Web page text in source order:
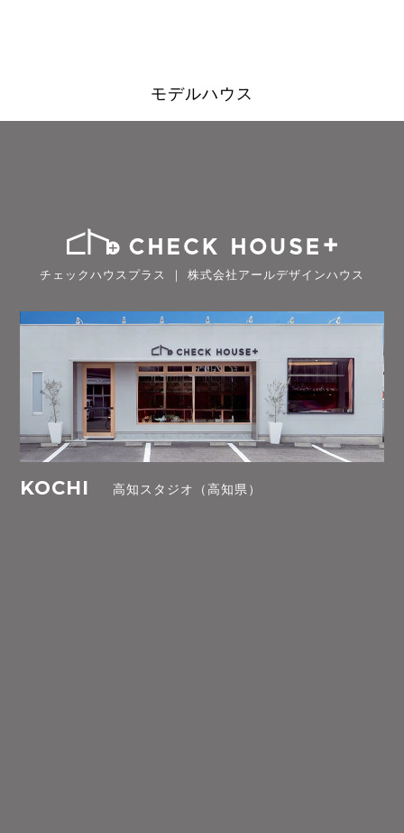
モデルハウス
チェックハウスプラス ｜ 株式会社アールデザインハウス
KOCHI 高知スタジオ（高知県）